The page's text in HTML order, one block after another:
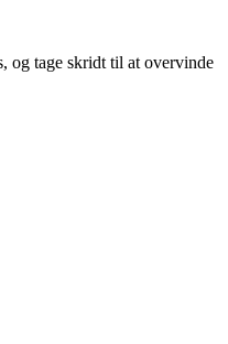
og tage skridt til at overvinde